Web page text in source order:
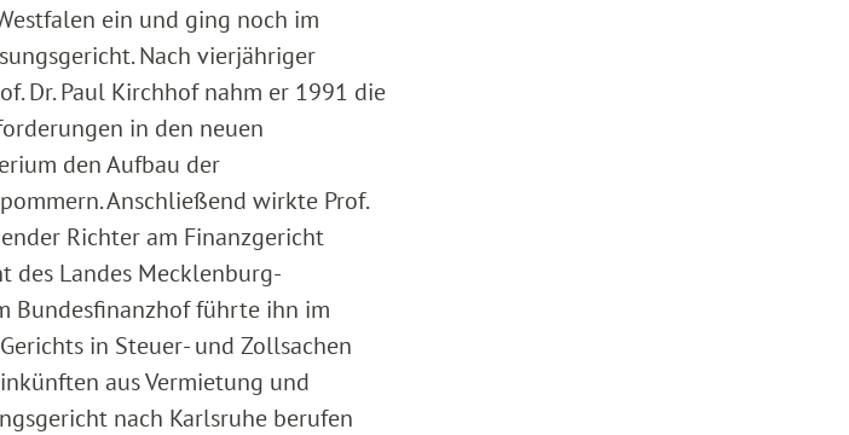
ein und ging noch im
Nach vierjähriger
Dr. Paul Kirchhof nahm er 1991 die
in den neuen
den Aufbau der
Anschließend wirkte Prof.
Richter am Finanzgericht
des Landes Mecklenburg-
Bundesfinanzhof führte ihn im
in Steuer- und Zollsachen
aus Vermietung und
nach Karlsruhe berufen